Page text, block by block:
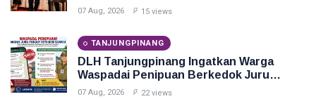
ADLG Awards 2026
07 Aug, 2026 15 views
TANJUNGPINANG
DLH Tanjungpinang Ingatkan Warga
Waspadai Penipuan Berkedok Juru
Pungut Retribusi Sampah
07 Aug, 2026 22 views